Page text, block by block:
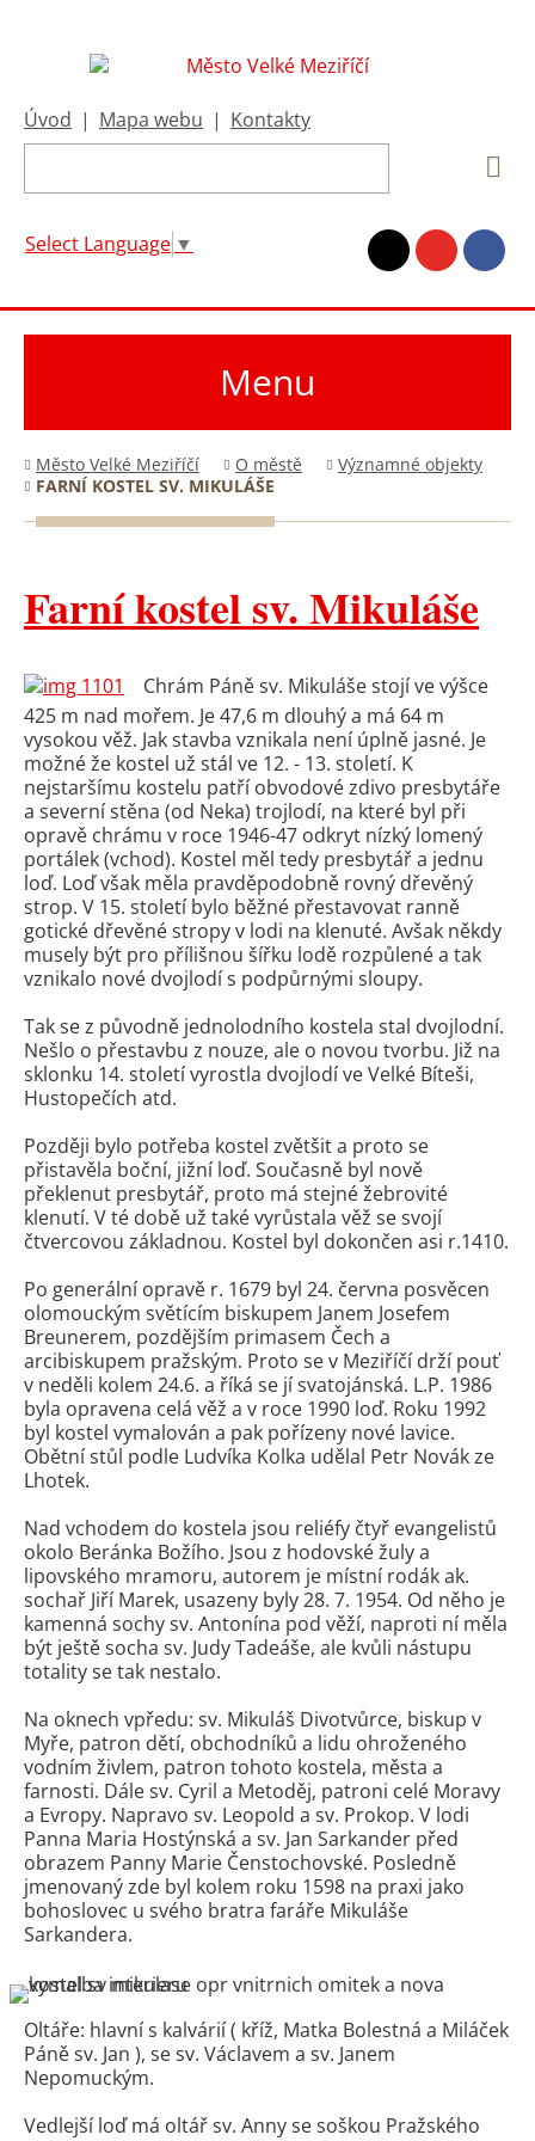
Úvod | Mapa webu | Kontakty
Select Language ▼
Menu
Město Velké Meziříčí O městě
Významné objekty
FARNÍ KOSTEL SV. MIKULÁŠE
Farní kostel sv. Mikuláše
Chrám Páně sv. Mikuláše stojí ve výšce
425 m nad mořem. Je 47,6 m dlouhý a má 64 m
vysokou věž. Jak stavba vznikala není úplně jasné. Je
možné že kostel už stál ve 12. - 13. století. K
nejstaršímu kostelu patří obvodové zdivo presbytáře
a severní stěna (od Neka) trojlodí, na které byl při
opravě chrámu v roce 1946-47 odkryt nízký lomený
portálek (vchod). Kostel měl tedy presbytář a jednu
loď. Loď však měla pravděpodobně rovný dřevěný
strop. V 15. století bylo běžné přestavovat ranně
gotické dřevěné stropy v lodi na klenuté. Avšak někdy
musely být pro přílišnou šířku lodě rozpůlené a tak
vznikalo nové dvojlodí s podpůrnými sloupy.
Tak se z původně jednolodního kostela stal dvojlodní.
Nešlo o přestavbu z nouze, ale o novou tvorbu. Již na
sklonku 14. století vyrostla dvojlodí ve Velké Bíteši,
Hustopečích atd.
Později bylo potřeba kostel zvětšit a proto se
přistavěla boční, jižní loď. Současně byl nově
překlenut presbytář, proto má stejné žebrovité
klenutí. V té době už také vyrůstala věž se svojí
čtvercovou základnou. Kostel byl dokončen asi r.1410.
Po generální opravě r. 1679 byl 24. června posvěcen
olomouckým světícím biskupem Janem Josefem
Breunerem, pozdějším primasem Čech a
arcibiskupem pražským. Proto se v Meziříčí drží pouť
v neděli kolem 24.6. a říká se jí svatojánská. L.P. 1986
byla opravena celá věž a v roce 1990 loď. Roku 1992
byl kostel vymalován a pak pořízeny nové lavice.
Obětní stůl podle Ludvíka Kolka udělal Petr Novák ze
Lhotek.
Nad vchodem do kostela jsou reliéfy čtyř evangelistů
okolo Beránka Božího. Jsou z hodovské žuly a
lipovského mramoru, autorem je místní rodák ak.
sochař Jiří Marek, usazeny byly 28. 7. 1954. Od něho je
kamenná sochy sv. Antonína pod věží, naproti ní měla
být ještě socha sv. Judy Tadeáše, ale kvůli nástupu
totality se tak nestalo.
Na oknech vpředu: sv. Mikuláš Divotvůrce, biskup v
Myře, patron dětí, obchodníků a lidu ohroženého
vodním živlem, patron tohoto kostela, města a
farnosti. Dále sv. Cyril a Metoděj, patroni celé Moravy
a Evropy. Napravo sv. Leopold a sv. Prokop. V lodi
Panna Maria Hostýnská a sv. Jan Sarkander před
obrazem Panny Marie Čenstochovské. Posledně
jmenovaný zde byl kolem roku 1598 na praxi jako
bohoslovec u svého bratra faráře Mikuláše
Sarkandera.
Oltáře: hlavní s kalvárií ( kříž, Matka Bolestná a Miláček
Páně sv. Jan ), se sv. Václavem a sv. Janem
Nepomuckým.
Vedlejší loď má oltář sv. Anny se soškou Pražského